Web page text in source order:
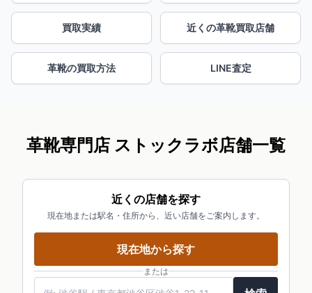
買取実績 近くの革靴買取店舗
革靴の買取方法 LINE査定
革靴専門店 ストックラボ店舗一覧
近くの店舗を探す
現在地または駅名・住所から、近い店舗をご案内します。
現在地から探す
または